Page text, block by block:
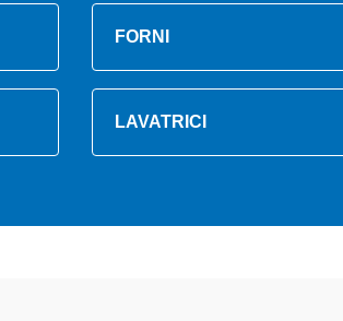
FORNI
LAVATRICI